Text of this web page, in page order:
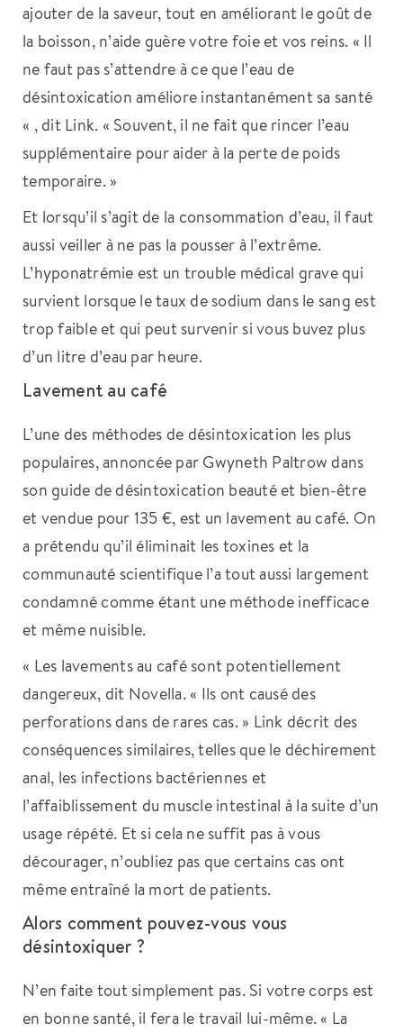
ajouter de la saveur, tout en améliorant le goût de
la boisson, n’aide guère votre foie et vos reins. « Il
ne faut pas s’attendre à ce que l’eau de
désintoxication améliore instantanément sa santé
« , dit Link. « Souvent, il ne fait que rincer l’eau
supplémentaire pour aider à la perte de poids
temporaire. »
Et lorsqu’il s’agit de la consommation d’eau, il faut
aussi veiller à ne pas la pousser à l’extrême.
L’hyponatrémie est un trouble médical grave qui
survient lorsque le taux de sodium dans le sang est
trop faible et qui peut survenir si vous buvez plus
d’un litre d’eau par heure.
Lavement au café
L’une des méthodes de désintoxication les plus
populaires, annoncée par Gwyneth Paltrow dans
son guide de désintoxication beauté et bien-être
et vendue pour 135 €, est un lavement au café. On
a prétendu qu’il éliminait les toxines et la
communauté scientifique l’a tout aussi largement
condamné comme étant une méthode inefficace
et même nuisible.
« Les lavements au café sont potentiellement
dangereux, dit Novella. « Ils ont causé des
perforations dans de rares cas. » Link décrit des
conséquences similaires, telles que le déchirement
anal, les infections bactériennes et
l’affaiblissement du muscle intestinal à la suite d’un
usage répété. Et si cela ne suffit pas à vous
décourager, n’oubliez pas que certains cas ont
même entraîné la mort de patients.
Alors comment pouvez-vous vous
désintoxiquer ?
N’en faite tout simplement pas. Si votre corps est
en bonne santé, il fera le travail lui-même. « La